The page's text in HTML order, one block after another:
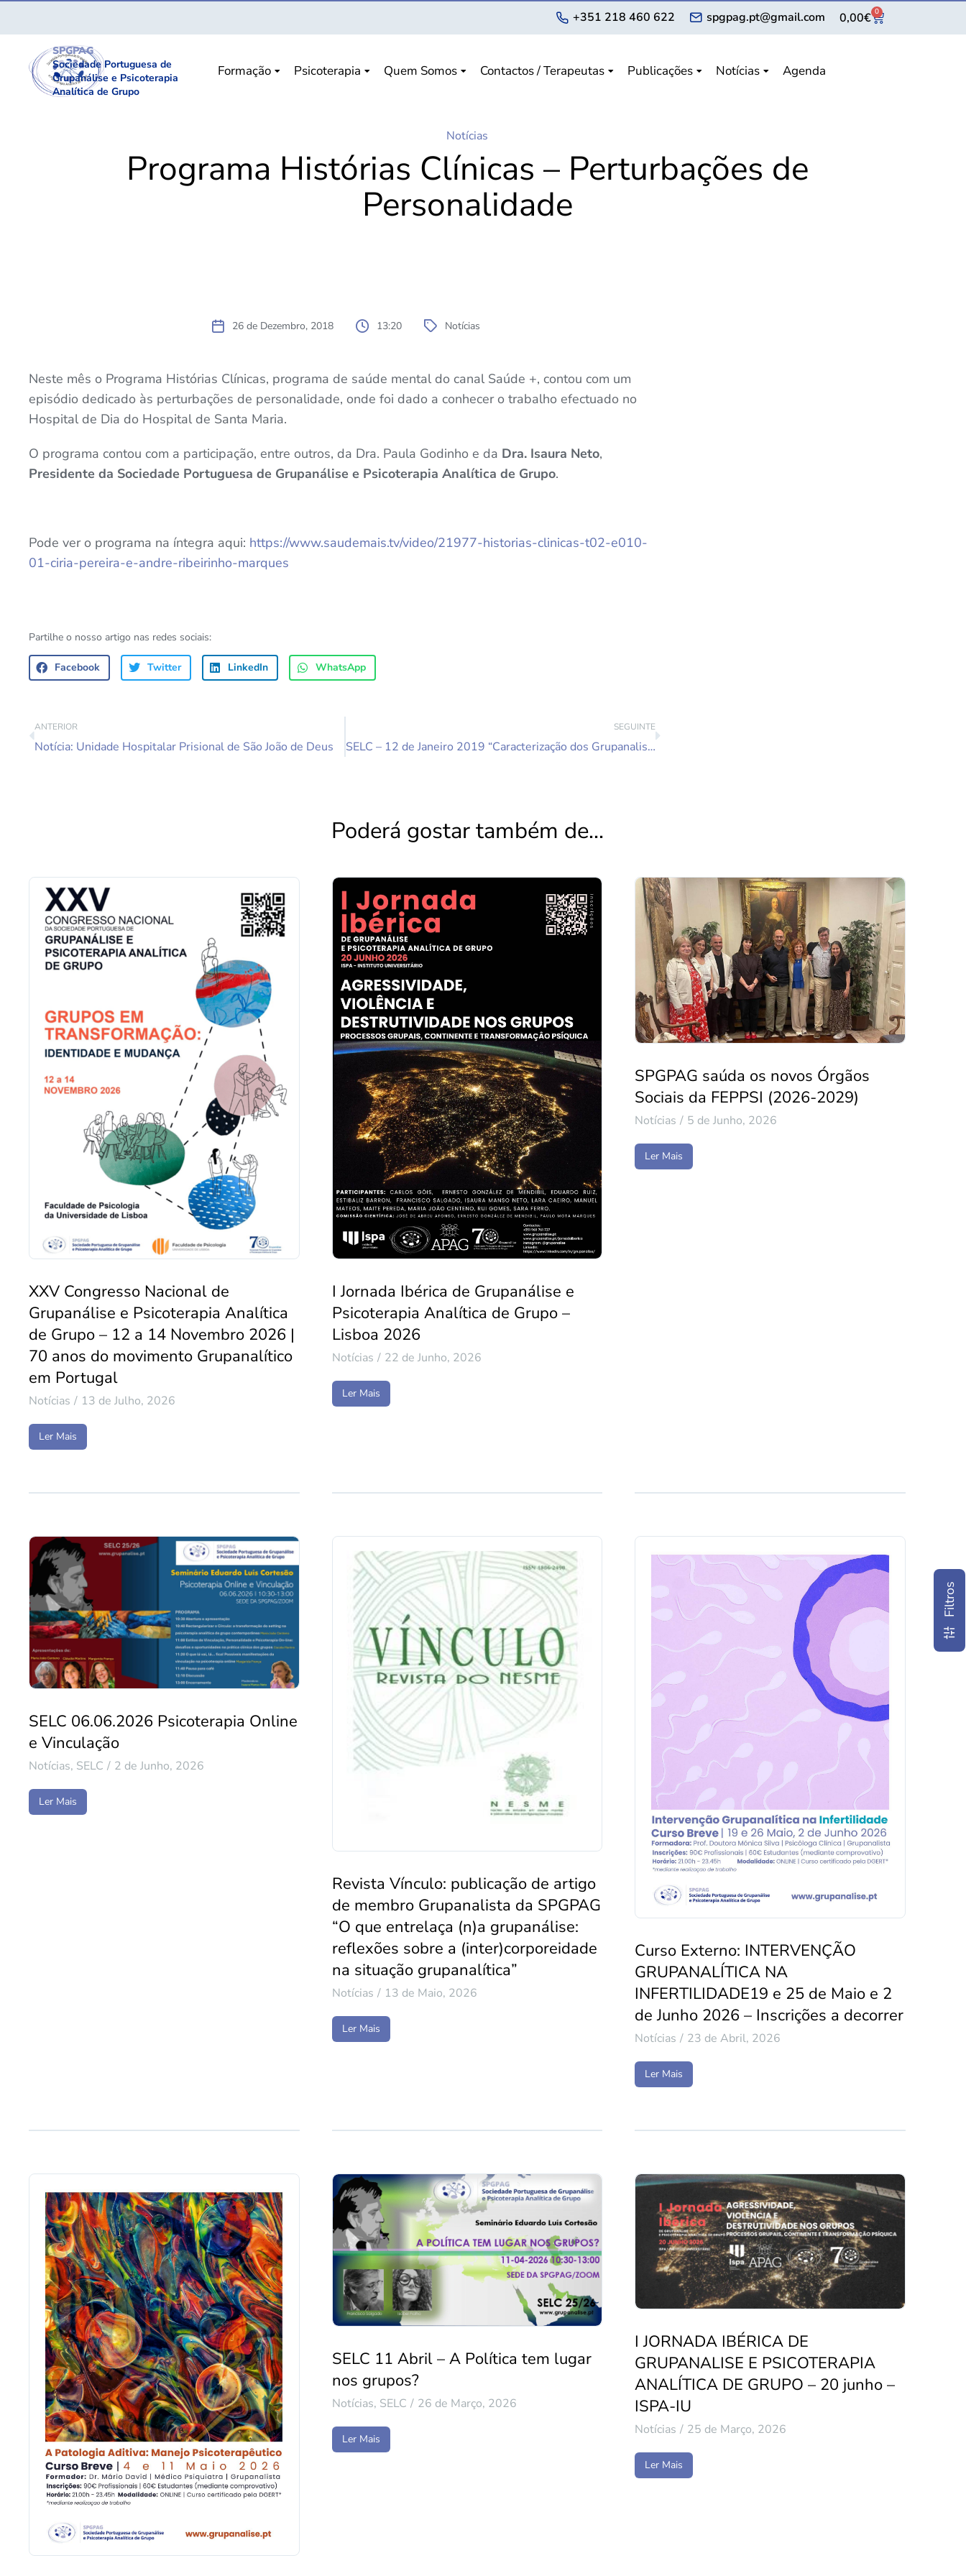
+351 218 460 622 spgpag.pt@gmail.com 0,00€ 0
SPGPAG
Sociedade Portuguesa de
Grupanálise e Psicoterapia
Analítica de Grupo
Formação Psicoterapia Quem Somos Contactos / Terapeutas Publicações Notícias Agenda
Notícias
Programa Histórias Clínicas – Perturbações de
Personalidade
26 de Dezembro, 2018 13:20 Notícias
Neste mês o Programa Histórias Clínicas, programa de saúde mental do canal Saúde +, contou com um
episódio dedicado às perturbações de personalidade, onde foi dado a conhecer o trabalho efectuado no
Hospital de Dia do Hospital de Santa Maria.
O programa contou com a participação, entre outros, da Dra. Paula Godinho e da Dra. Isaura Neto,
Presidente da Sociedade Portuguesa de Grupanálise e Psicoterapia Analítica de Grupo.
Pode ver o programa na íntegra aqui: https://www.saudemais.tv/video/21977-historias-clinicas-t02-e010-
01-ciria-pereira-e-andre-ribeirinho-marques
Partilhe o nosso artigo nas redes sociais:
Facebook Twitter LinkedIn WhatsApp
ANTERIOR
Notícia: Unidade Hospitalar Prisional de São João de Deus
SEGUINTE
SELC – 12 de Janeiro 2019 “Caracterização dos Grupanalistas Portugueses e da sua Prática Clínica”.
Poderá gostar também de...
XXV Congresso Nacional de
Grupanálise e Psicoterapia Analítica
de Grupo – 12 a 14 Novembro 2026 |
70 anos do movimento Grupanalítico
em Portugal
Notícias 13 de Julho, 2026
Ler Mais
I Jornada Ibérica de Grupanálise e
Psicoterapia Analítica de Grupo –
Lisboa 2026
Notícias 22 de Junho, 2026
Ler Mais
SPGPAG saúda os novos Órgãos
Sociais da FEPPSI (2026-2029)
Notícias 5 de Junho, 2026
Ler Mais
SELC 06.06.2026 Psicoterapia Online
e Vinculação
Notícias, SELC 2 de Junho, 2026
Ler Mais
Revista Vínculo: publicação de artigo
de membro Grupanalista da SPGPAG
“O que entrelaça (n)a grupanálise:
reflexões sobre a (inter)corporeidade
na situação grupanalítica”
Notícias 13 de Maio, 2026
Ler Mais
Curso Externo: INTERVENÇÃO
GRUPANALÍTICA NA
INFERTILIDADE19 e 25 de Maio e 2
de Junho 2026 – Inscrições a decorrer
Notícias 23 de Abril, 2026
Ler Mais
SELC 11 Abril – A Política tem lugar
nos grupos?
Notícias, SELC 26 de Março, 2026
Ler Mais
I JORNADA IBÉRICA DE
GRUPANALISE E PSICOTERAPIA
ANALÍTICA DE GRUPO – 20 junho –
ISPA-IU
Notícias 25 de Março, 2026
Ler Mais
Filtros